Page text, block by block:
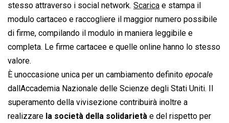
stesso attraverso i social network. Scarica e stampa il
modulo cartaceo e raccogliere il maggior numero possibile
di firme, compilando il modulo in maniera leggibile e
completa. Le firme cartacee e quelle online hanno lo stesso
valore.
È unoccasione unica per un cambiamento definito  epocale
dallAccademia Nazionale delle Scienze degli Stati Uniti. Il
superamento della vivisezione contribuirà inoltre a
realizzare la società della solidarietà e del rispetto per